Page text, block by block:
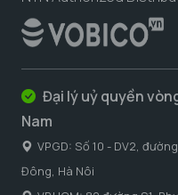
Đại lý uỷ quyền
Nam
VPGD: Số 10 - DV2,
Đông, Hà Nôi